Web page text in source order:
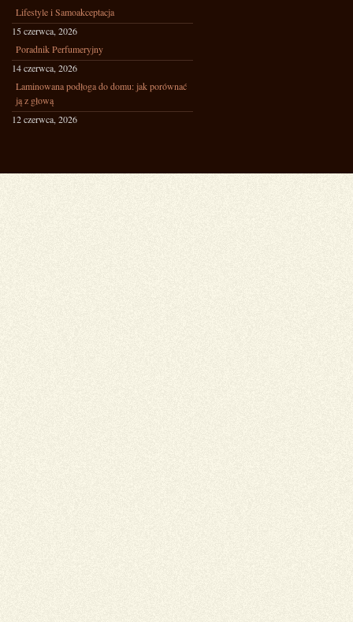
Lifestyle i Samoakceptacja
15 czerwca, 2026
Poradnik Perfumeryjny
14 czerwca, 2026
Laminowana podłoga do domu: jak porównać
ją z głową
12 czerwca, 2026